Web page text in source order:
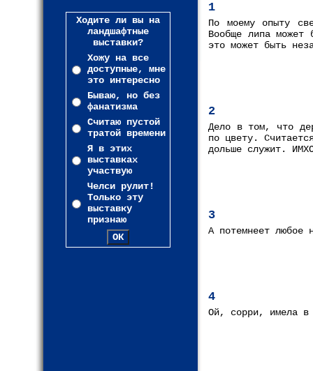
Ходите ли вы на
ландшафтные
выставки?
Хожу на все
доступные, мне
это интересно
Бываю, но без
фанатизма
Считаю пустой
тратой времени
Я в этих
выставках
участвую
Челси рулит!
Только эту
выставку
признаю
1
По моему опыту
Вообще липа может
это может быть
2
Дело в том, что
по цвету.
дольше служит.
3
А потемнеет любое
4
Ой, сорри, имела